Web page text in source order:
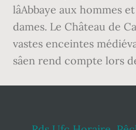
lâAbbaye aux hommes
dames. Le Château de
vastes enceintes
sâen rend compte lors